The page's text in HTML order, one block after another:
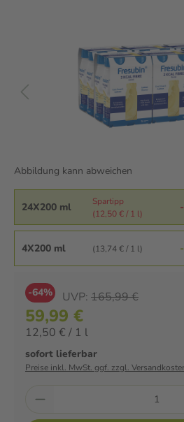
Abbildung kann abweichen
24X200 ml
Spartipp
(12,50 € / 1 l)
4X200 ml (13,74 € / 1 l)
-64% UVP: 165,99 €
59,99 €
12,50 € / 1 l
sofort lieferbar
Preise inkl. MwSt. ggf. zzgl.